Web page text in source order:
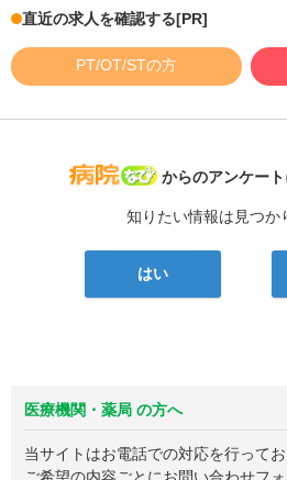
直近の求人を確認する[PR]
PT/OT/STの方
病院なび
からのアンケート
知りたい情報は見つか
はい
医療機関・薬局 の方へ
当サイトはお電話での対応を行ってお
ご希望の内容ごとにお問い合わせフ